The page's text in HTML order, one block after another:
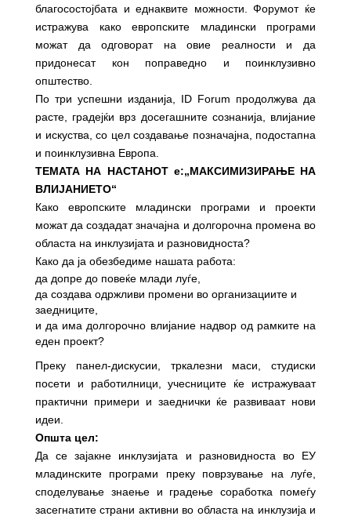
благосостојбата и еднаквите можности. Форумот ќе
истражува како европските младински програми
можат да одговорат на овие реалности и да
придонесат кон поправедно и поинклузивно
општество.
По три успешни изданија, ID Forum продолжува да
расте, градејќи врз досегашните сознанија, влијание
и искуства, со цел создавање позначајна, подостапна
и поинклузивна Европа.
ТЕМАТА НА НАСТАНОТ е:„МАКСИМИЗИРАЊЕ НА
ВЛИЈАНИЕТО“
Како европските младински програми и проекти
можат да создадат значајна и долгорочна промена во
областа на инклузијата и разновидноста?
Како да ja обезбедиме нашата работа:
да допре до повеќе млади луѓе,
да создава одржливи промени во организациите и
заедниците,
и да има долгорочно влијание надвор од рамките на
еден проект?
Преку панел-дискусии, тркалезни маси, студиски
посети и работилници, учесниците ќе истражуваат
практични примери и заеднички ќе развиваат нови
идеи.
Општа цел:
Да се зајакне инклузијата и разновидноста во ЕУ
младинските програми преку поврзување на луѓе,
споделување знаење и градење соработка помеѓу
засегнатите страни активни во областа на инклузија и